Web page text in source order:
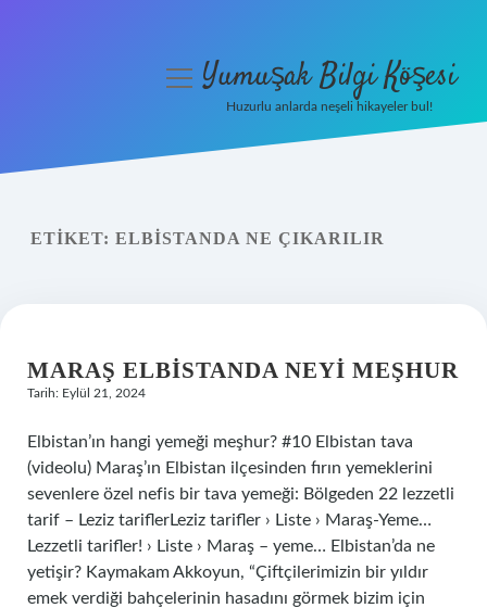
Yasal Uyarı
menüyüYumuşak Bilgi Köşesi
Huzurlu anlarda neşeli hikayeler bul!
ETIKET: ELBISTANDA NE ÇIKARILIR
MARAŞ ELBISTANDA NEYI MEŞHUR
Tarih: Eylül 21, 2024
Elbistan’ın hangi yemeği meşhur? #10 Elbistan tava
(videolu) Maraş’ın Elbistan ilçesinden fırın yemeklerini
sevenlere özel nefis bir tava yemeği: Bölgeden 22 lezzetli
tarif – Leziz tariflerLeziz tarifler › Liste › Maraş-Yeme…
Lezzetli tarifler! › Liste › Maraş – yeme… Elbistan’da ne
yetişir? Kaymakam Akkoyun, “Çiftçilerimizin bir yıldır
emek verdiği bahçelerinin hasadını görmek bizim için